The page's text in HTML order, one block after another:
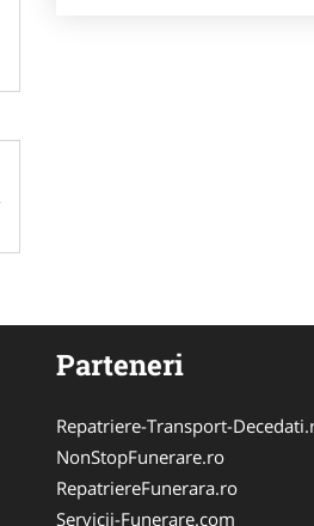
Parteneri
Repatriere-Transport-
NonStopFunerare.ro
RepatriereFunerara.ro
Servicii-Funerare.com